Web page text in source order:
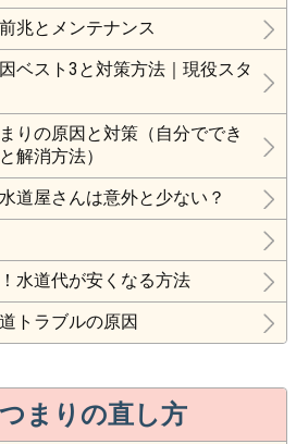
兆とメンテナンス
ベスト3と対策方法｜現役スタ
りの原因と対策（自分ででき
解消方法）
道屋さんは意外と少ない？
水道代が安くなる方法
トラブルの原因
まりの直し方